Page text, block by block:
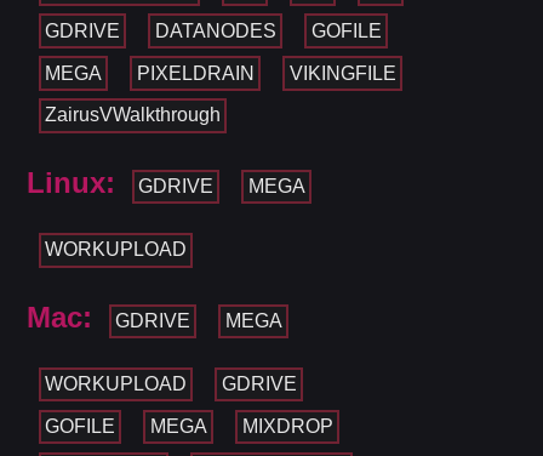
GDRIVE DATANODES GOFILE
MEGA PIXELDRAIN VIKINGFILE
ZairusVWalkthrough
Linux: GDRIVE MEGA
WORKUPLOAD
Mac: GDRIVE MEGA
WORKUPLOAD GDRIVE
GOFILE MEGA MIXDROP